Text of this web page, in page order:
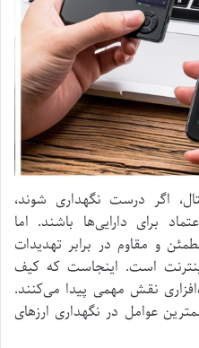
اگر درست نگهداری شوند،
برای دارایی‌ها باشند. اما
و مقاوم در برابر تهدیدات
است. اینجاست که کیف
نقش مهمی پیدا می‌کنند.
عوامل در نگهداری ارز‌های